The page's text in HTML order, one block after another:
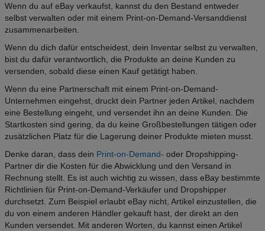
Wenn du auf eBay verkaufst, kannst du den Bestand entweder
selbst verwalten oder mit einem Print-on-Demand-Versanddienst
zusammenarbeiten.
Wenn du dich dafür entscheidest, dein Inventar selbst zu verwalten,
bist du dafür verantwortlich, die Produkte an deine Kunden zu
versenden, sobald diese einen Kauf getätigt haben.
Wenn du eine Partnerschaft mit einem Print-on-Demand-
Unternehmen eingehst, druckt dein Partner jeden Artikel, nachdem
eine Bestellung eingeht, und versendet ihn an deine Kunden. Die
Startkosten sind gering, da du keine Großbestellungen tätigen oder
zusätzlichen Platz für die Lagerung deiner Produkte mieten musst.
Denke daran, dass dein Print-on-Demand- oder Dropshipping-
Partner dir die Kosten für die Abwicklung und den Versand in
Rechnung stellt. Es ist auch wichtig zu wissen, dass eBay bestimmte
Richtlinien für Print-on-Demand-Verkäufer und Dropshipper
durchsetzt. Zum Beispiel erlaubt eBay nicht, Artikel einzustellen, die
du von einem anderen Händler gekauft hast, der direkt an den
Kunden versendet. Mit anderen Worten, du kannst einen Artikel